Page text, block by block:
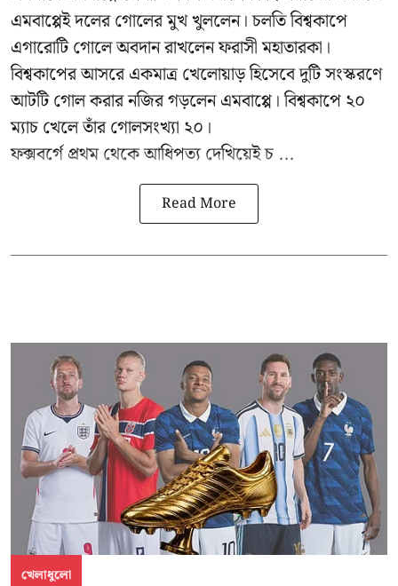
এমবাপ্পেই দলের গোলের মুখ খুললেন। চলতি বিশ্বকাপে
এগারোটি গোলে অবদান রাখলেন ফরাসী মহাতারকা।
বিশ্বকাপের আসরে একমাত্র খেলোয়াড় হিসেবে দুটি সংস্করণে
আটটি গোল করারনজির গড়লেন এমবাপ্পে। বিশ্বকাপে ২০
ম্যাচ খেলে তাঁর গোলসংখ্যা ২০।
ফক্সবর্গে প্রথম থেকে আধিপত্য দেখিয়েই চ ...
Read More
খেলাধুলো